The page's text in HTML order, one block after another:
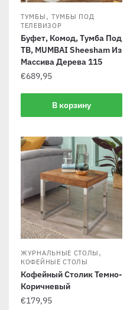
ТУМБЫ , ТУМБЫ ПОД
ТЕЛЕВИЗОР
Буфет, Комод, Тумба Под
ТВ, MUMBAI Sheesham Из
Массива Дерева 115
€689,95
В корзину
ЖУРНАЛЬНЫЕ СТОЛЫ ,
КОФЕЙНЫЕ СТОЛЫ
Кофейный Столик Темно-
Коричневый
€179,95